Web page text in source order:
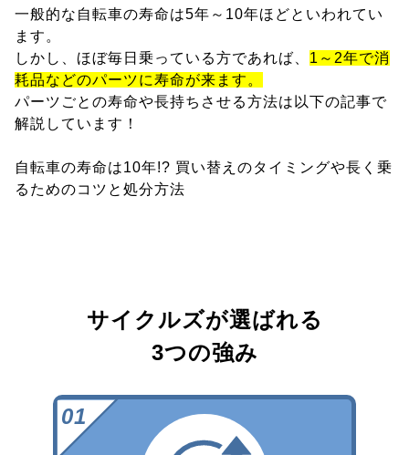
一般的な自転車の寿命は5年～10年ほどといわれてい
ます。
しかし、ほぼ毎日乗っている方であれば、 1～2年で消
耗品などのパーツに寿命が来ます。
パーツごとの寿命や長持ちさせる方法は以下の記事で
解説しています！
自転車の寿命は10年!? 買い替えのタイミングや長く乗
るためのコツと処分方法
サイクルズが選ばれる
3つの強み